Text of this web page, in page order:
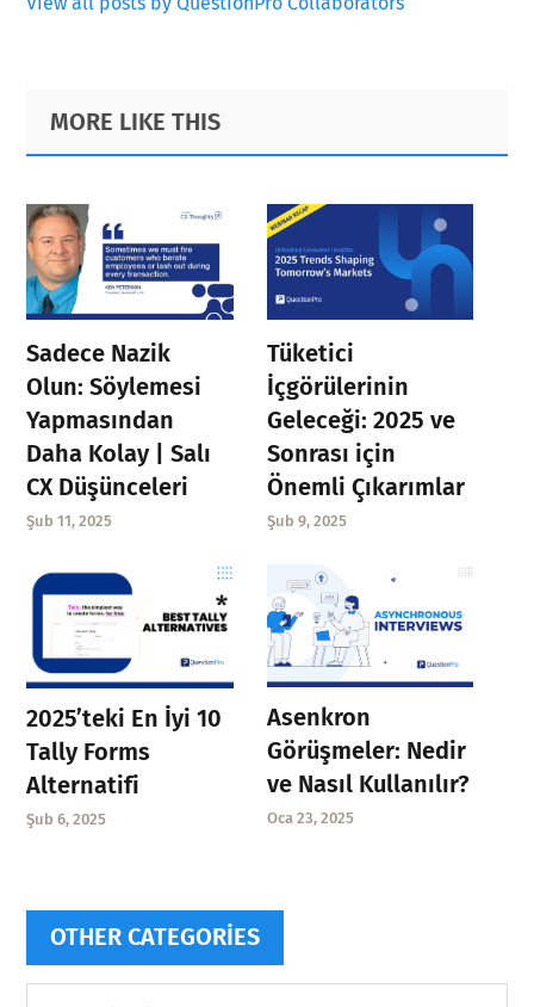
Primary
Sidebar
Footer
MORE LIKE THIS
Sadece Nazik
Olun: Söylemesi
Yapmasından
Daha Kolay | Salı
CX Düşünceleri
Şub 11, 2025
Tüketici
İçgörülerinin
Geleceği: 2025 ve
Sonrası için
Önemli Çıkarımlar
Şub 9, 2025
2025’teki En İyi 10
Tally Forms
Alternatifi
Şub 6, 2025
Asenkron
Görüşmeler: Nedir
ve Nasıl Kullanılır?
Oca 23, 2025
OTHER CATEGORIES